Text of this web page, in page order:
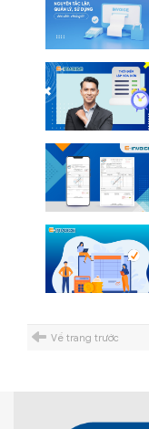
Về trang trước